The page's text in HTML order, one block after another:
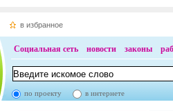
в избранное
Социальная сеть новости законы
по проекту в интернете